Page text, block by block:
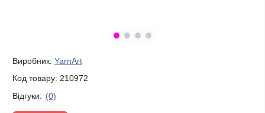
Виробник: YarnArt
Код товару: 210972
Відгуки: (0)